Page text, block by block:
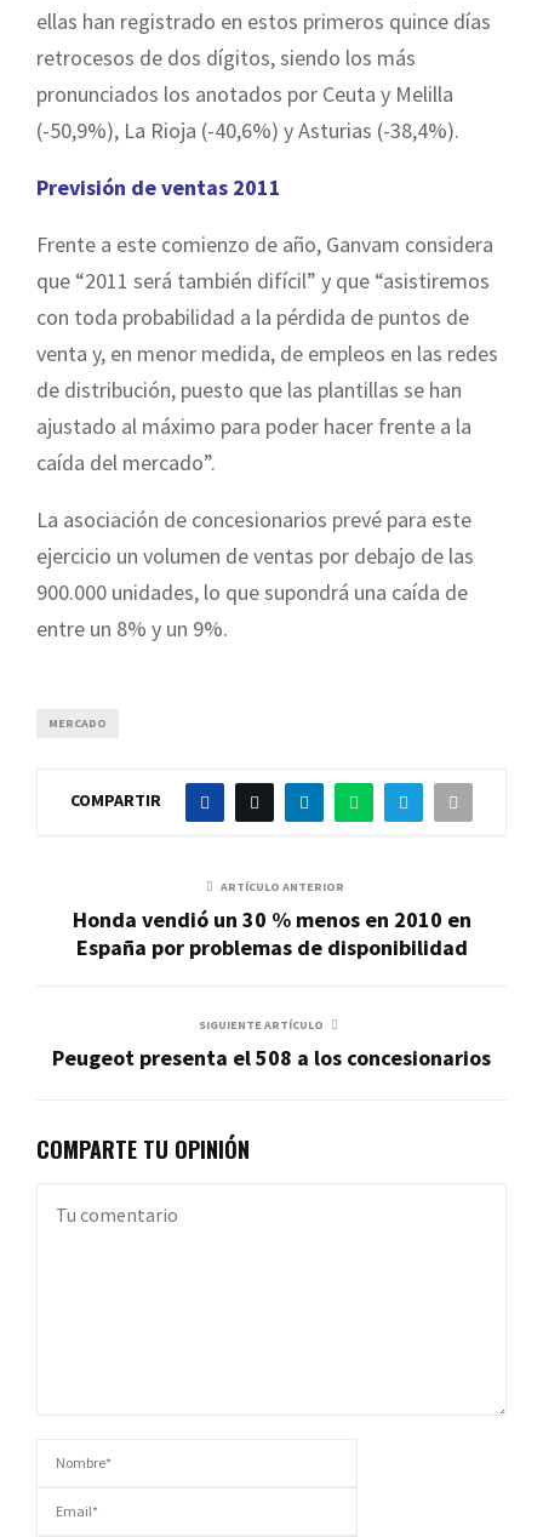
ellas han registrado en estos primeros quince días
retrocesos de dos dígitos, siendo los más
pronunciados los anotados por Ceuta y Melilla
(-50,9%), La Rioja (-40,6%) y Asturias (-38,4%).
Previsión de ventas 2011
Frente a este comienzo de año, Ganvam considera
que “2011 será también difícil” y que “asistiremos
con toda probabilidad a la pérdida de puntos de
venta y, en menor medida, de empleos en las redes
de distribución, puesto que las plantillas se han
ajustado al máximo para poder hacer frente a la
caída del mercado”.
La asociación de concesionarios prevé para este
ejercicio un volumen de ventas por debajo de las
900.000 unidades, lo que supondrá una caída de
entre un 8% y un 9%.
MERCADO
COMPARTIR
ARTÍCULO ANTERIOR
Honda vendió un 30 % menos en 2010 en
España por problemas de disponibilidad
SIGUIENTE ARTÍCULO
Peugeot presenta el 508 a los concesionarios
COMPARTE TU OPINIÓN